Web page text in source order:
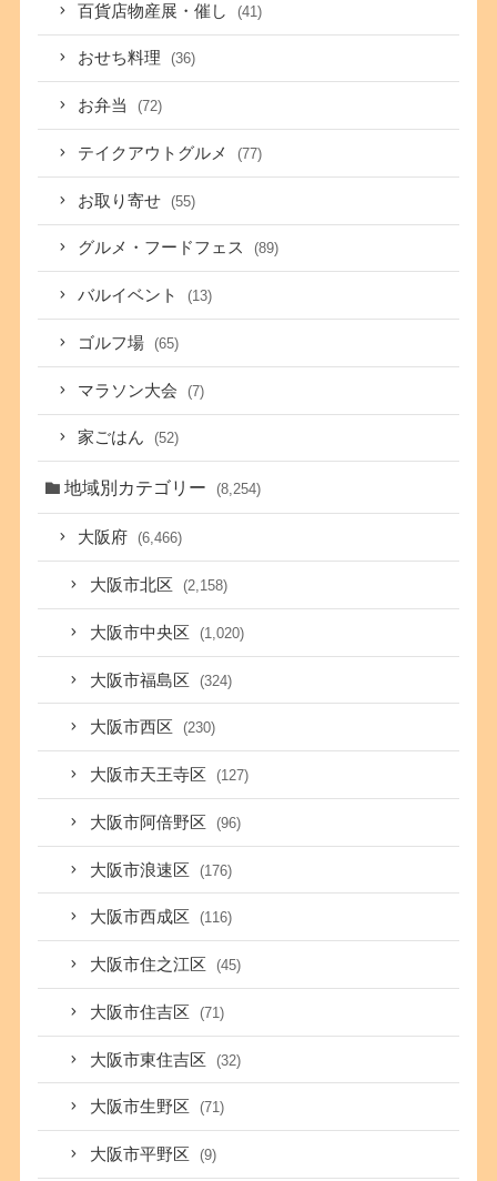
百貨店物産展・催し (41)
おせち料理 (36)
お弁当 (72)
テイクアウトグルメ (77)
お取り寄せ (55)
グルメ・フードフェス (89)
バルイベント (13)
ゴルフ場 (65)
マラソン大会 (7)
家ごはん (52)
地域別カテゴリー (8,254)
大阪府 (6,466)
大阪市北区 (2,158)
大阪市中央区 (1,020)
大阪市福島区 (324)
大阪市西区 (230)
大阪市天王寺区 (127)
大阪市阿倍野区 (96)
大阪市浪速区 (176)
大阪市西成区 (116)
大阪市住之江区 (45)
大阪市住吉区 (71)
大阪市東住吉区 (32)
大阪市生野区 (71)
大阪市平野区 (9)